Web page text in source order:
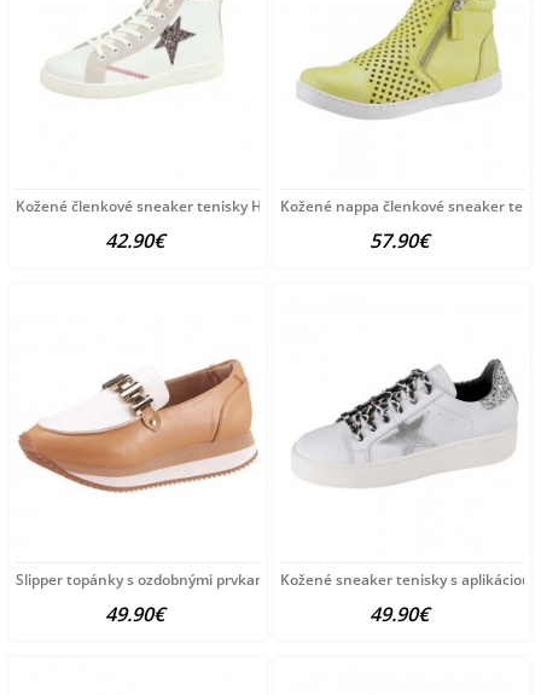
Kožené členkové sneaker tenisky HEINE, biele
42.90€
Kožené nappa členkové sneaker
57.90€
Slipper topánky s ozdobnými prvkami HEINE, hnedo-biele
49.90€
Kožené sneaker tenisky s aplikáciou
49.90€